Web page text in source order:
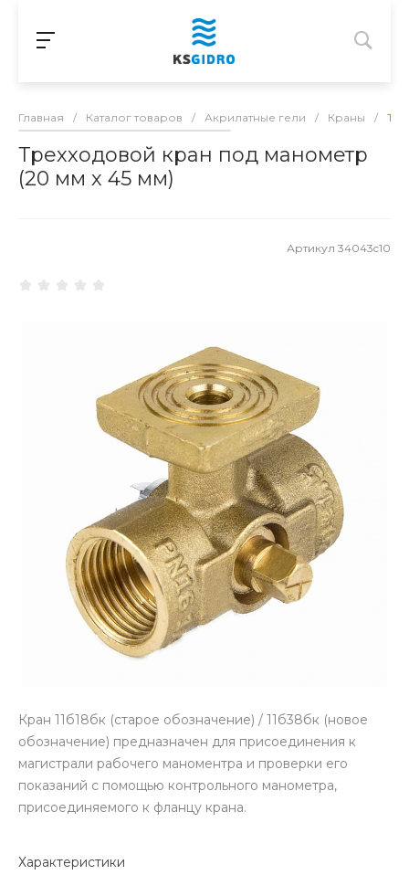
Главная / Каталог товаров / Акрилатные гели / Краны /
Трехходовой кран под манометр
(20 мм х 45 мм)
Артикул 34043c10
Кран 11б18бк (старое обозначение) / 11б38бк (новое
обозначение) предназначен для присоединения к
магистрали рабочего маноментра и проверки его
показаний с помощью контрольного манометра,
присоединяемого к фланцу крана.
Характеристики